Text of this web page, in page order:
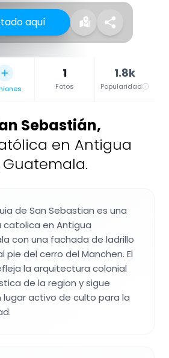
aquí
1
Fotos
1.8k
Popularidad
Sebastián,
en Antigua
de San Sebastian es una
catolica en Antigua
con una fachada de ladrillo
pie del cerro del Manchen. El
la arquitectura colonial
de la region y sigue
lugar activo de culto para la